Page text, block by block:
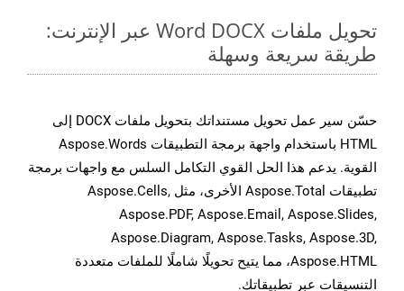
تحويل ملفات Word DOCX عبر الإنترنت:
طريقة سريعة وسهلة
حسّن سير عمل تحويل مستنداتك بتحويل ملفات DOCX إلى
HTML باستخدام واجهة برمجة التطبيقات Aspose.Words
القوية. يدعم هذا الحل القوي التكامل السلس مع واجهات برمجة
تطبيقات Aspose.Total الأخرى، مثل Aspose.Cells,
Aspose.PDF, Aspose.Email, Aspose.Slides,
Aspose.Diagram, Aspose.Tasks, Aspose.3D,
Aspose.HTML، مما يتيح تحويلًا شاملًا للملفات متعددة
التنسيقات عبر تطبيقاتك.